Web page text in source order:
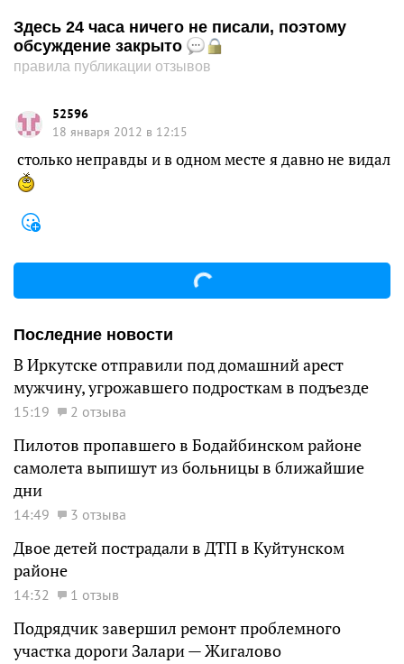
Здесь 24 часа ничего не писали, поэтому
обсуждение закрыто
правила публикации отзывов
52596
18 января 2012 в 12:15
столько неправды и в одном месте я давно не видал
Последние новости
В Иркутске отправили под домашний арест
мужчину, угрожавшего подросткам в подъезде
15:19 2 отзыва
Пилотов пропавшего в Бодайбинском районе
самолета выпишут из больницы в ближайшие
дни
14:49 3 отзыва
Двое детей пострадали в ДТП в Куйтунском
районе
14:32 1 отзыв
Подрядчик завершил ремонт проблемного
участка дороги Залари — Жигалово